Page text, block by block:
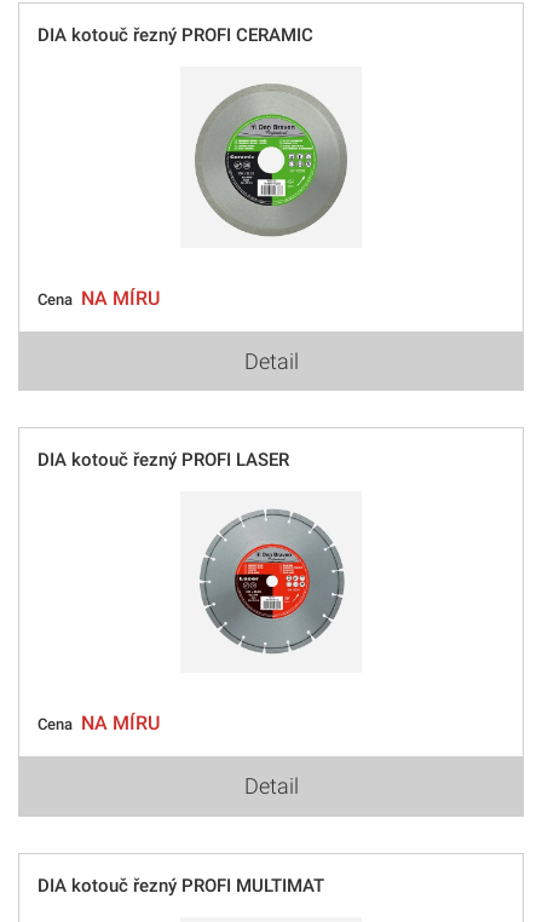
DIA kotouč řezný PROFI CERAMIC
Cena NA MÍRU
Detail
DIA kotouč řezný PROFI LASER
Cena NA MÍRU
Detail
DIA kotouč řezný PROFI MULTIMAT